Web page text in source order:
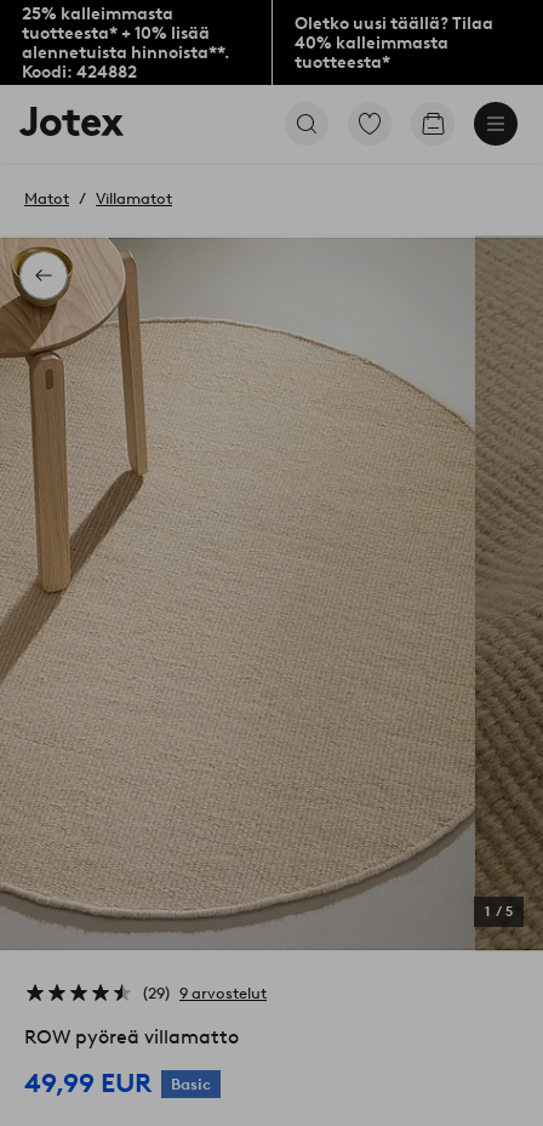
25% kalleimmasta
tuotteesta* + 10% lisää
alennetuista hinnoista**.
Koodi: 424882
Oletko uusi täällä? Tilaa
40% kalleimmasta
tuotteesta*
Jotex-
logo
aloitussivulle
Siirry
Siirry
Takaisin
Matot Villamatot
1 / 5
29 9 arvostelut
ROW pyöreä villamatto
49,99 EUR Basic